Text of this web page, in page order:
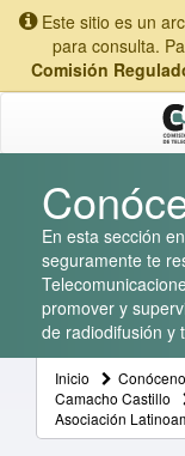
Este sitio es un
para consulta.
Comisión
En esta sección
seguramente te
promover y
de radiodifusión y
Inicio
Camacho Castillo
Asociación